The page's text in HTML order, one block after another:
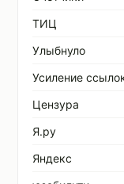
ТИЦ
Улыбнуло
Усиление
Цензура
Я.ру
Яндекс